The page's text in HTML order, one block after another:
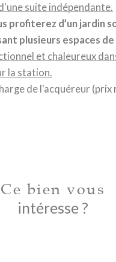
suite indépendante.
profiterez d’un jardin
plusieurs espaces de
et chaleureux
la station.
de l'acquéreur (prix
Ce bien vous
intéresse ?